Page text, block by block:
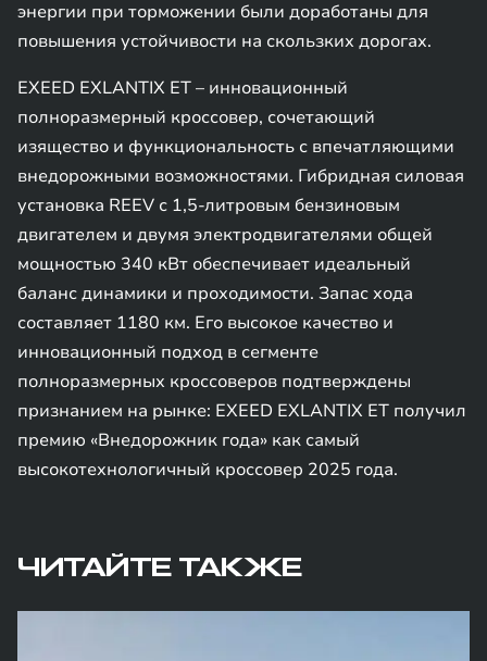
энергии при торможении были доработаны для
повышения устойчивости на скользких дорогах.
EXEED EXLANTIX ET – инновационный
полноразмерный кроссовер, сочетающий
изящество и функциональность с впечатляющими
внедорожными возможностями. Гибридная силовая
установка REEV с 1,5-литровым бензиновым
двигателем и двумя электродвигателями общей
мощностью 340 кВт обеспечивает идеальный
баланс динамики и проходимости. Запас хода
составляет 1180 км. Его высокое качество и
инновационный подход в сегменте
полноразмерных кроссоверов подтверждены
признанием на рынке: EXEED EXLANTIX ET получил
премию «Внедорожник года» как самый
высокотехнологичный кроссовер 2025 года.
ЧИТАЙТЕ ТАКЖЕ